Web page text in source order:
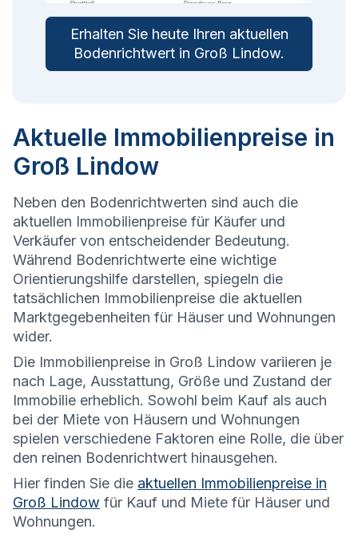
Erhalten Sie heute Ihren aktuellen
Bodenrichtwert in Groß Lindow.
Aktuelle Immobilienpreise in
Groß Lindow
Neben den Bodenrichtwerten sind auch die
aktuellen Immobilienpreise für Käufer und
Verkäufer von entscheidender Bedeutung.
Während Bodenrichtwerte eine wichtige
Orientierungshilfe darstellen, spiegeln die
tatsächlichen Immobilienpreise die aktuellen
Marktgegebenheiten für Häuser und Wohnungen
wider.
Die Immobilienpreise in Groß Lindow variieren je
nach Lage, Ausstattung, Größe und Zustand der
Immobilie erheblich. Sowohl beim Kauf als auch
bei der Miete von Häusern und Wohnungen
spielen verschiedene Faktoren eine Rolle, die über
den reinen Bodenrichtwert hinausgehen.
Hier finden Sie die aktuellen Immobilienpreise in
Groß Lindow für Kauf und Miete für Häuser und
Wohnungen.